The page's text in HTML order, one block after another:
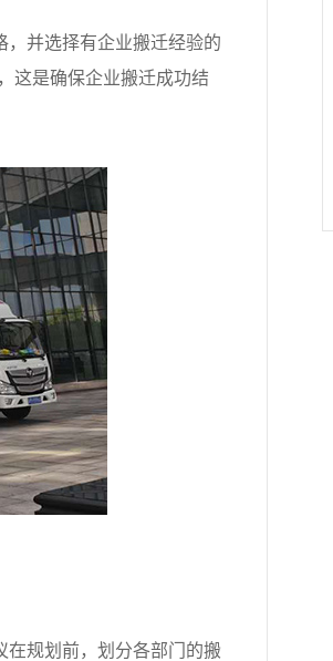
并选择有企业搬迁经验的
这是确保企业搬迁成功结
规划前，划分各部门的搬